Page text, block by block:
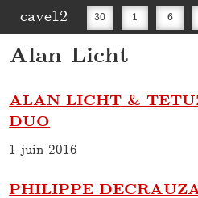
cave12 30 1 6
16
Alan Licht
ALAN LICHT &
DUO
1 juin 2016
PHILIPPE